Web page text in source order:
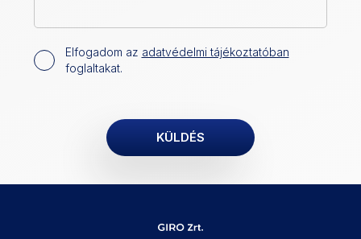
Elfogadom az adatvédelmi tájékoztatóban
foglaltakat.